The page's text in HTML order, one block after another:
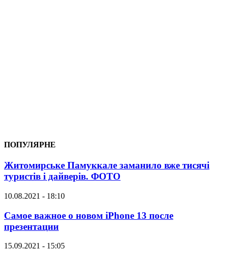
ПОПУЛЯРНЕ
Житомирське Памуккале заманило вже тисячі
туристів і дайверів. ФОТО
10.08.2021 - 18:10
Самое важное о новом iPhone 13 после
презентации
15.09.2021 - 15:05